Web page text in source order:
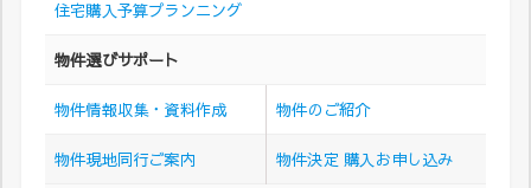
住宅購入予算プランニング
物件選びサポート
物件情報収集・資料作成 物件のご紹介
物件現地同行ご案内 物件決定 購入お申し込み